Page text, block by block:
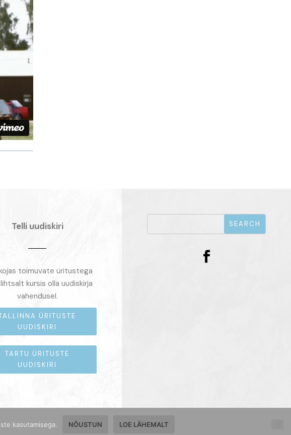
Telli uudiskiri
toimuvate üritustega
kursis olla uudiskirja
vahendusel.
ÜRITUSTE
UUDISKIRI
TARTU ÜRITUSTE
UUDISKIRI
kasutamisega. NÕUSTUN LOE LÄHEMALT